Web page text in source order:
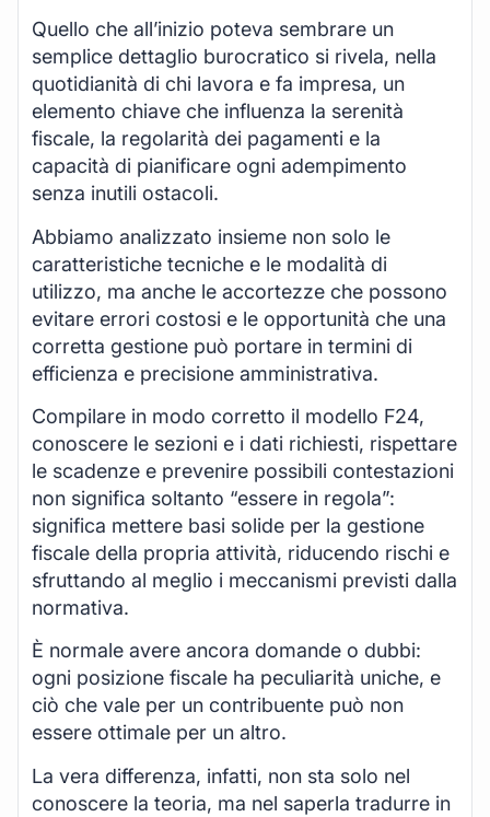
Quello che all’inizio poteva sembrare un
semplice dettaglio burocratico si rivela, nella
quotidianità di chi lavora e fa impresa, un
elemento chiave che influenza la serenità
fiscale, la regolarità dei pagamenti e la
capacità di pianificare ogni adempimento
senza inutili ostacoli.
Abbiamo analizzato insieme non solo le
caratteristiche tecniche e le modalità di
utilizzo, ma anche le accortezze che possono
evitare errori costosi e le opportunità che una
corretta gestione può portare in termini di
efficienza e precisione amministrativa.
Compilare in modo corretto il modello F24,
conoscere le sezioni e i dati richiesti, rispettare
le scadenze e prevenire possibili contestazioni
non significa soltanto “essere in regola”:
significa mettere basi solide per la gestione
fiscale della propria attività, riducendo rischi e
sfruttando al meglio i meccanismi previsti dalla
normativa.
È normale avere ancora domande o dubbi:
ogni posizione fiscale ha peculiarità uniche, e
ciò che vale per un contribuente può non
essere ottimale per un altro.
La vera differenza, infatti, non sta solo nel
conoscere la teoria, ma nel saperla tradurre in